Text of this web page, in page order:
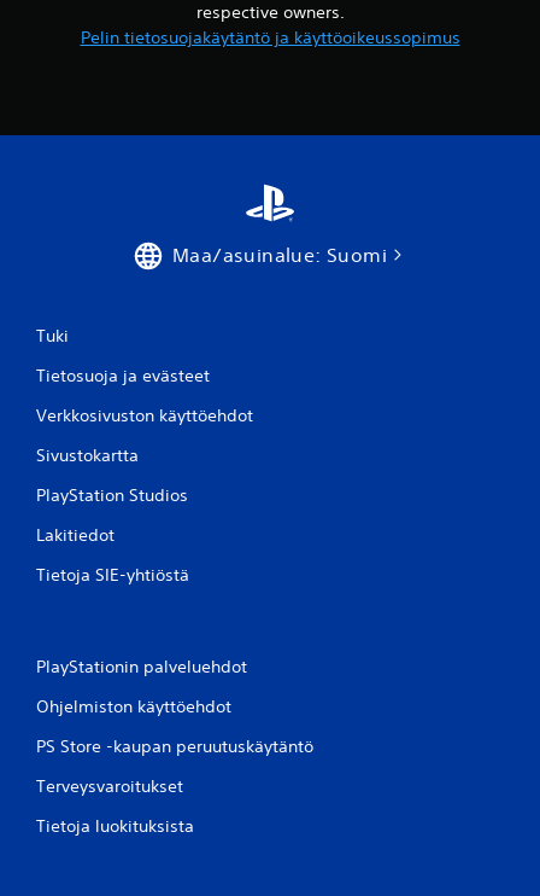
respective owners.
Pelin tietosuojakäytäntö ja käyttöoikeussopimus
Maa/asuinalue: Suomi
Tuki
Tietosuoja ja evästeet
Verkkosivuston käyttöehdot
Sivustokartta
PlayStation Studios
Lakitiedot
Tietoja SIE-yhtiöstä
PlayStationin palveluehdot
Ohjelmiston käyttöehdot
PS Store -kaupan peruutuskäytäntö
Terveysvaroitukset
Tietoja luokituksista